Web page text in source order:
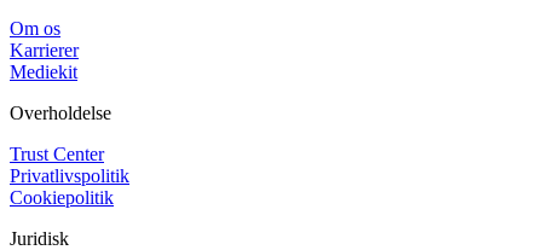
Om os
Karrierer
Mediekit
Overholdelse
Trust Center
Privatlivspolitik
Cookiepolitik
Juridisk